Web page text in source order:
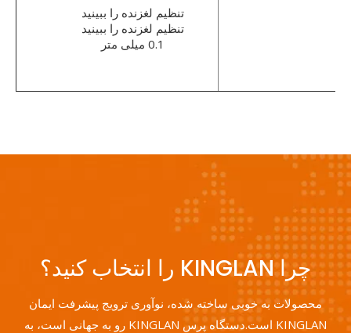
تنظیم لغزنده را ببینید
تنظیم لغزنده را ببینید
0.1 میلی متر
چرا KINGLAN را انتخاب کنید؟
محصولات به خوبی ساخته شده، نوآوری ترویج پیشرفت ایمان
KINGLAN است.دستگاه پرس KINGLAN رو به جهانی است، به